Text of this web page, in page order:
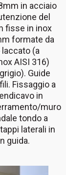
in acciaio
del
fisse in inox
formate da
(a
AISI 316)
Guide
Fissaggio a
in
muro
tondo a
laterali in
guida.